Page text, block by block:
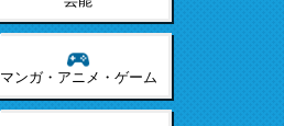
マンガ・アニメ・ゲーム